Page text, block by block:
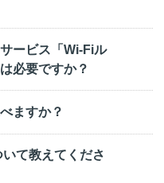
ービス「Wi-Fiル
必要ですか？
ますか？
いて教えてくださ